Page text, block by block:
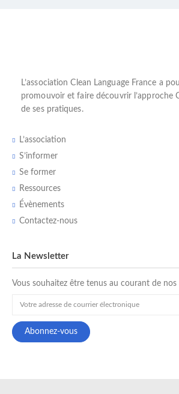
L’association Clean Language France a
promouvoir et faire découvrir l’approche
de ses pratiques.
L’association
S’informer
Se former
Ressources
Évènements
Contactez-nous
La Newsletter
Vous souhaitez être tenus au courant de nos